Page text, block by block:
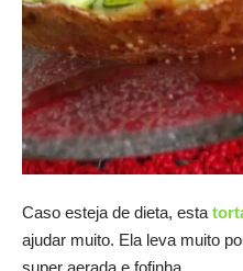
Caso esteja de dieta, esta
ajudar muito. Ela leva muito